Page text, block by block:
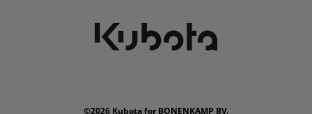
©2026 Kubota for BONENKAMP BV.